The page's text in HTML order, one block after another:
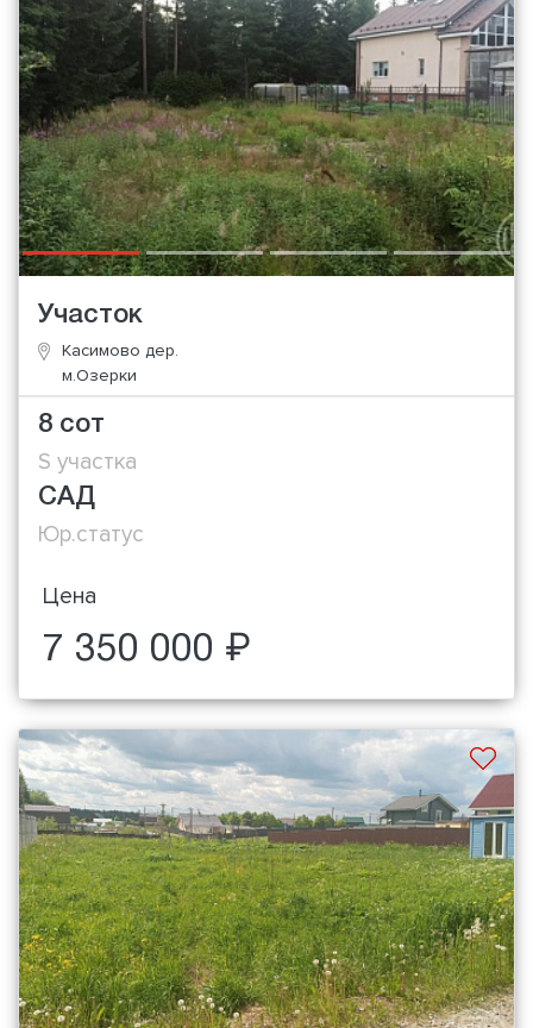
Участок
Касимово дер.
м.Озерки
8 сот
S участка
САД
Юр.статус
Цена
7 350 000 ₽